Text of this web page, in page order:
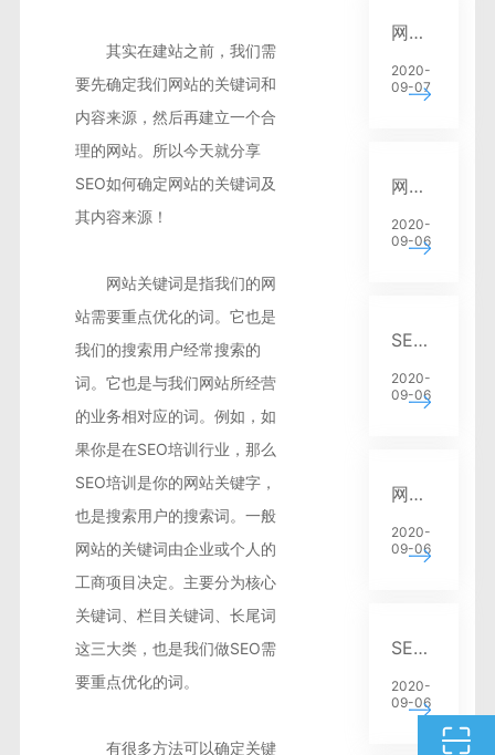
SEO建站
其实在建站之前，我们需
要先确定我们网站的关键词和
内容来源，然后再建立一个合
理的网站。所以今天就分享
SEO如何确定网站的关键词及
其内容来源！
网站关键词是指我们的网
站需要重点优化的词。它也是
我们的搜索用户经常搜索的
词。它也是与我们网站所经营
的业务相对应的词。例如，如
果你是在SEO培训行业，那么
SEO培训是你的网站关键字，
也是搜索用户的搜索词。一般
网站的关键词由企业或个人的
工商项目决定。主要分为核心
关键词、栏目关键词、长尾词
这三大类，也是我们做SEO需
要重点优化的词。
有很多方法可以确定关键
网站建设中SEO优化的常见问题有哪些？
2020-
09-07
网站建设中的SEO优化问题
2020-
09-06
SEO排名优化中网站收录是否和排名成正比
2020-
09-06
网站关键词选择与位置编排技巧优化
2020-
09-06
SEO快速排名网址优化
2020-
09-06